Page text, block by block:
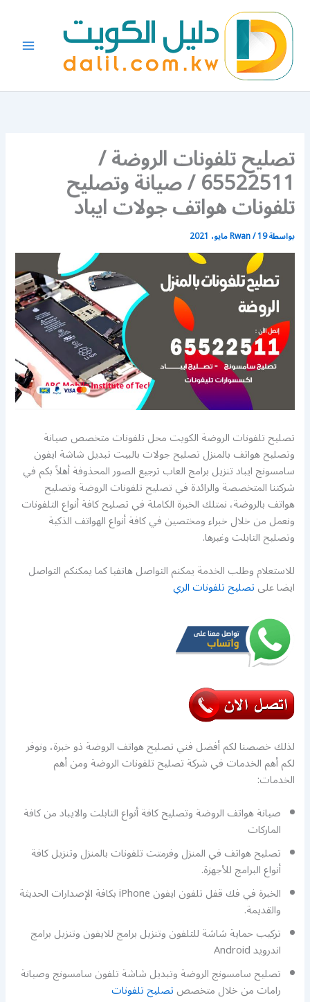
المحتوى
تصليح تلفونات الروضة /
65522511 / صيانة وتصليح
تلفونات هواتف جولات ايباد
بواسطة Rwan/19 مايو، 2021
تصليح تلفونات الروضة الكويت محل تلفونات متخصص صيانة
وتصليح هواتف بالمنزل تصليح جولات بالبيت تبديل شاشة ايفون
سامسونج ايباد تنزيل برامج العاب ترجيع الصور المحذوفة أهلاً بكم في
شركتنا المتخصصة والرائدة في تصليح تلفونات الروضة وتصليح
هواتف بالروضة، نمتلك الخبرة الكاملة في تصليح كافة أنواع التلفونات
ونعمل من خلال خبراء ومختصين في كافة أنواع الهواتف الذكية
وتصليح التابلت وغيرها.
للاستعلام وطلب الخدمة يمكنم التواصل هاتفيا كما يمكنكم التواصل
ايضا علىتصليح تلفونات الري
لذلك خصصنا لكم أفضل فني تصليح هواتف الروضة ذو خبرة، ونوفر
لكم أهم الخدمات في شركة تصليح تلفونات الروضة ومن أهم
الخدمات:
صيانة هواتف الروضة وتصليح كافة أنواع التابلت والايباد من كافة
الماركات
تصليح هواتف في المنزل وفرمتت تلفونات بالمنزل وتنزيل كافة
أنواع البرامج للأجهزة.
الخبرة في فك قفل تلفون ايفون iPhone بكافة الإصدارات الحديثة
والقديمة.
تركيب حماية شاشة للتلفون وتنزيل برامج للايفون وتنزيل برامج
اندرويد Android
تصليح سامسونج الروضة وتبديل شاشة تلفون سامسونج وصيانة
رامات من خلال متخصصتصليح تلفونات